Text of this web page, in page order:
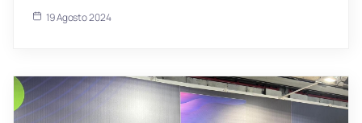
19 Agosto 2024